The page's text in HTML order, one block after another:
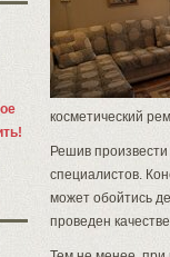
косметический
Решив
специалистов.
может обойтись
проведен